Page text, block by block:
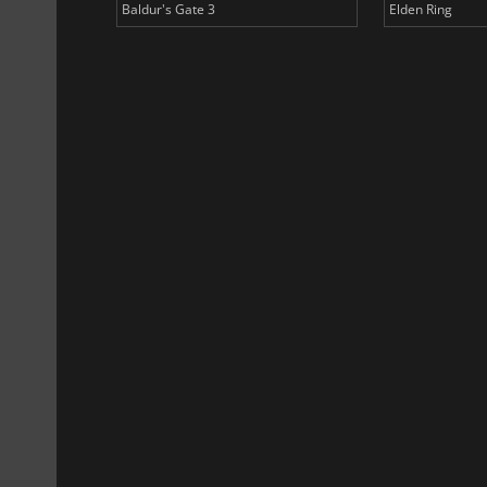
Baldur's Gate 3 Elden Ring